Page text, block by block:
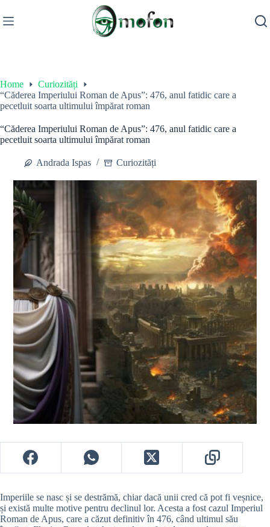
to
content
Home
Curiozități
“Căderea Imperiului Roman de Apus”: 476, anul fatidic care a
pecetluit soarta ultimului împărat roman
“Căderea Imperiului Roman de Apus”: 476, anul fatidic care a
pecetluit soarta ultimului împărat roman
Andrada Ispas Curiozități
Imperiile se nasc și se destrămă, chiar dacă unii cred că pot fi veșnice,
și există multe motive pentru declinul lor. Acesta a fost cazul Imperiul
Roman de Apus, care a căzut definitiv în 476, când ultimul său